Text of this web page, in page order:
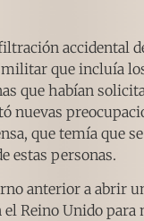
accidental
que incluía
que habían
nuevas
que temía que
estas personas.
anterior a abrir
Reino Unido para